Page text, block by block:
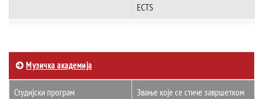
ECTS
Музичка академија
Студијски програм
Звање које се стиче завршетком